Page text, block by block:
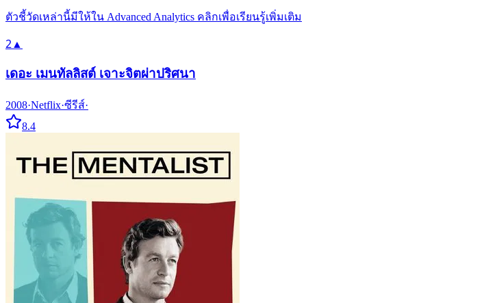
ตัวชี้วัดเหล่านี้มีให้ใน Advanced Analytics คลิกเพื่อเรียนรู้เพิ่มเติม
2 ▲
เดอะ เมนทัลลิสต์ เจาะจิตผ่าปริศนา
2008·Netflix·ซีรีส์·
8.4